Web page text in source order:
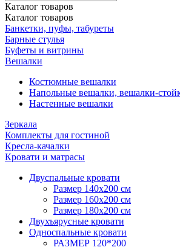
Каталог товаров
Каталог товаров
Банкетки, пуфы, табуреты
Барные стулья
Буфеты и витрины
Вешалки
Костюмные вешалки
Напольные вешалки, вешалки-
Настенные вешалки
Зеркала
Комплекты для гостиной
Кресла-качалки
Кровати и матрасы
Двуспальные кровати
Размер 140х200 см
Размер 160х200 см
Размер 180х200 см
Двухъярусные кровати
Односпальные кровати
РАЗМЕР 120*200